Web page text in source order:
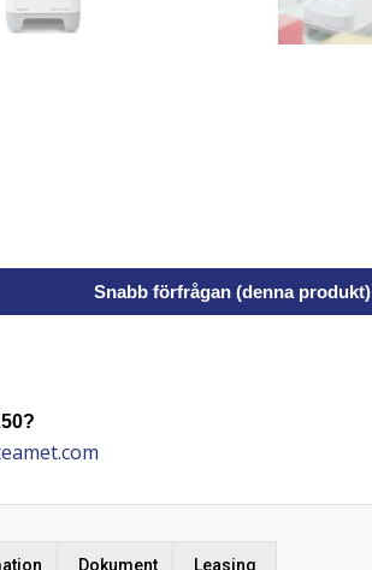
Snabb förfrågan (denna produkt)
Dokument Leasing